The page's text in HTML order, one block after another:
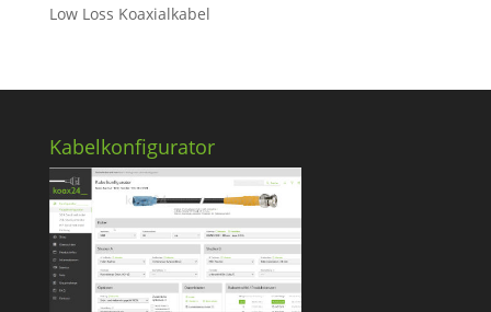
Low Loss Koaxialkabel
Kabelkonfigurator